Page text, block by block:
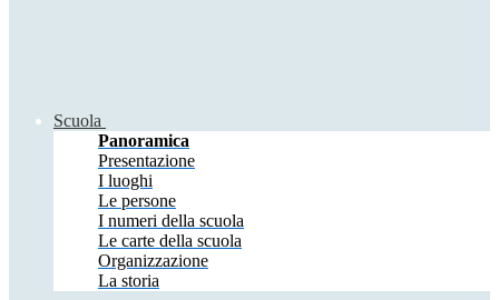
Scuola
Panoramica
Presentazione
I luoghi
Le persone
I numeri della scuola
Le carte della scuola
Organizzazione
La storia